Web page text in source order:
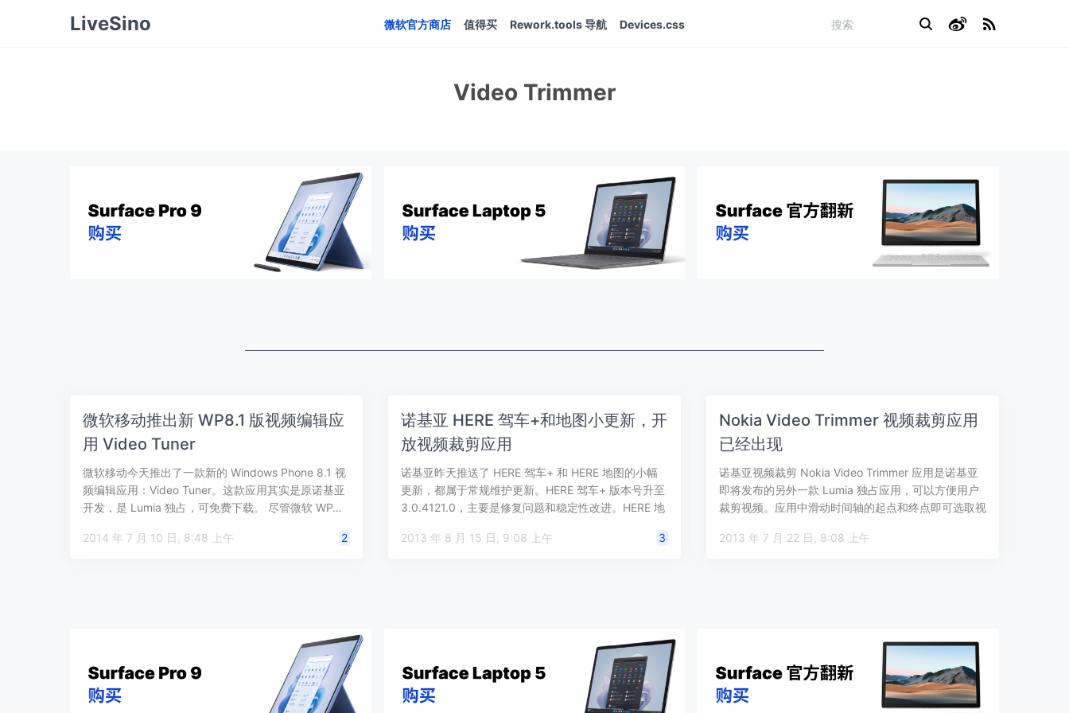
LiveSino 微软官方商店 值得买 Rework.tools 导航 Devices.css
Video Trimmer
微软移动推出新 WP8.1 版视频编辑应
用 Video Tuner
微软移动今天推出了一款新的 Windows Phone 8.1 视
频编辑应用：Video Tuner。这款应用其实是原诺基亚
开发，是 Lumia 独占，可免费下载。 尽管微软 WP…
2014 年 7 月 10 日, 8:48 上午 2
诺基亚 HERE 驾车+和地图小更新，开
放视频裁剪应用
诺基亚昨天推送了 HERE 驾车+ 和 HERE 地图的小幅
更新，都属于常规维护更新。HERE 驾车+ 版本号升至
3.0.4121.0，主要是修复问题和稳定性改进。HERE 地
2013 年 8 月 15 日, 9:08 上午
3
Nokia Video Trimmer 视频裁剪应用
已经出现
诺基亚视频裁剪 Nokia Video Trimmer 应用是诺基亚
即将发布的另外一款 Lumia 独占应用，可以方便用户
裁剪视频。应用中滑动时间轴的起点和终点即可选取视
2013 年 7 月 22 日, 8:08 上午